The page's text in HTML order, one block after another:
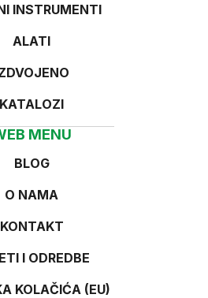
INSTRUMENTI
ALATI
KATALOZI
MENU
BLOG
O NAMA
KONTAKT
I ODREDBE
KOLAČIĆA (EU)